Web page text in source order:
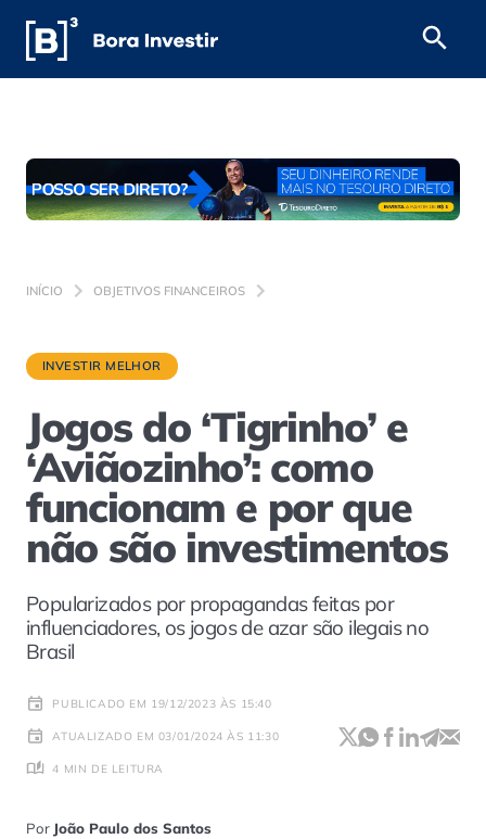
INÍCIO OBJETIVOS FINANCEIROS
INVESTIR MELHOR
Jogos do ‘Tigrinho’ e
‘Aviãozinho’: como
funcionam e por que
não são investimentos
Popularizados por propagandas feitas por
influenciadores, os jogos de azar são ilegais no
Brasil
PUBLICADO EM 19/12/2023 ÀS 15:40
ATUALIZADO EM 03/01/2024 ÀS 11:30
4 MIN DE LEITURA
Por João Paulo dos Santos